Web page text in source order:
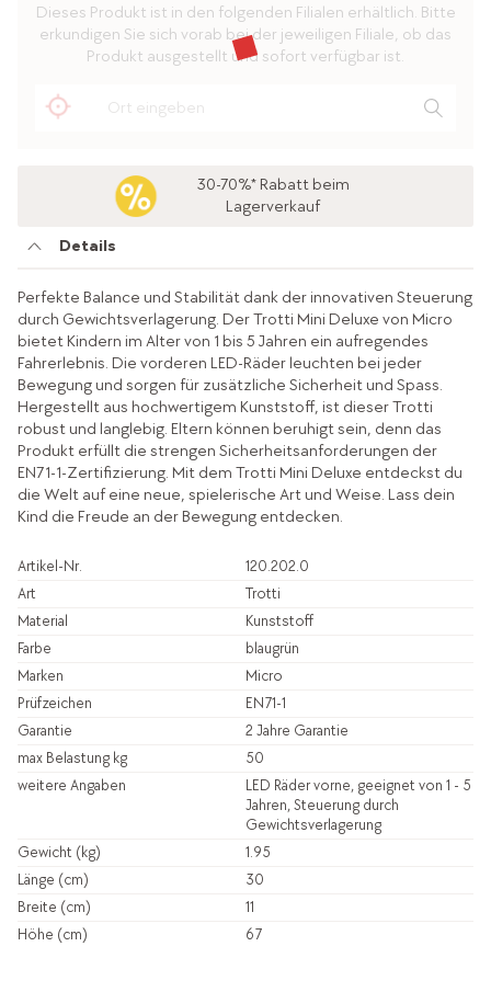
Dieses Produkt ist in den folgenden Filialen erhältlich. Bitte
erkundigen Sie sich vorab bei der jeweiligen Filiale, ob das
Produkt ausgestellt und sofort verfügbar ist.
30-70%* Rabatt beim
Lagerverkauf
Details
Perfekte Balance und Stabilität dank der innovativen Steuerung
durch Gewichtsverlagerung. Der Trotti Mini Deluxe von Micro
bietet Kindern im Alter von 1 bis 5 Jahren ein aufregendes
Fahrerlebnis. Die vorderen LED-Räder leuchten bei jeder
Bewegung und sorgen für zusätzliche Sicherheit und Spass.
Hergestellt aus hochwertigem Kunststoff, ist dieser Trotti
robust und langlebig. Eltern können beruhigt sein, denn das
Produkt erfüllt die strengen Sicherheitsanforderungen der
EN71-1-Zertifizierung. Mit dem Trotti Mini Deluxe entdeckst du
die Welt auf eine neue, spielerische Art und Weise. Lass dein
Kind die Freude an der Bewegung entdecken.
Artikel-Nr.
120.202.0
Art
Trotti
Material
Kunststoff
Farbe
blaugrün
Marken
Micro
Prüfzeichen
EN71-1
Garantie
2 Jahre Garantie
max Belastung kg
50
weitere Angaben
LED Räder vorne, geeignet von 1 - 5
Jahren, Steuerung durch
Gewichtsverlagerung
Gewicht (kg)
1.95
Länge (cm)
30
Breite (cm)
11
Höhe (cm)
67